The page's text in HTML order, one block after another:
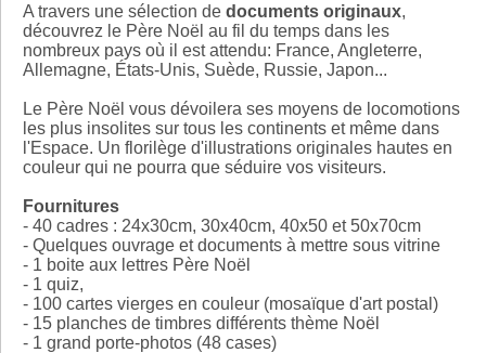
A travers une sélection de documents originaux,
découvrez le Père Noël au fil du temps dans les
nombreux pays où il est attendu: France, Angleterre,
Allemagne, États-Unis, Suède, Russie, Japon...
Le Père Noël vous dévoilera ses moyens de locomotions
les plus insolites sur tous les continents et même dans
l'Espace. Un florilège d'illustrations originales hautes en
couleur qui ne pourra que séduire vos visiteurs.
Fournitures
- 40 cadres : 24x30cm, 30x40cm, 40x50 et 50x70cm
- Quelques ouvrage et documents à mettre sous vitrine
- 1 boite aux lettres Père Noël
- 1 quiz,
- 100 cartes vierges en couleur (mosaïque d'art postal)
- 15 planches de timbres différents thème Noël
- 1 grand porte-photos (48 cases)